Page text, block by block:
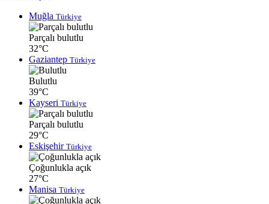
Muğla Türkiye
Parçalı bulutlu
32°C
Gaziantep Türkiye
Bulutlu
39°C
Kayseri Türkiye
Parçalı bulutlu
29°C
Eskişehir Türkiye
Çoğunlukla açık
27°C
Manisa Türkiye